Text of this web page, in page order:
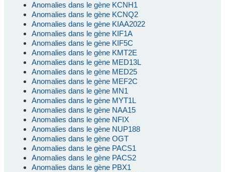
Anomalies dans le gène KCNH1
Anomalies dans le gène KCNQ2
Anomalies dans le gène KIAA2022
Anomalies dans le gène KIF1A
Anomalies dans le gène KIF5C
Anomalies dans le gène KMT2E
Anomalies dans le gène MED13L
Anomalies dans le gène MED25
Anomalies dans le gène MEF2C
Anomalies dans le gène MN1
Anomalies dans le gène MYT1L
Anomalies dans le gène NAA15
Anomalies dans le gène NFIX
Anomalies dans le gène NUP188
Anomalies dans le gène OGT
Anomalies dans le gène PACS1
Anomalies dans le gène PACS2
Anomalies dans le gène PBX1